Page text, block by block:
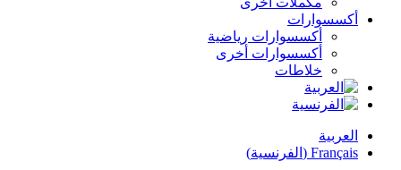
أكسسوارات
أكسسوارات رياضية
أكسسوارات أخرى
خلاطات
العربية
Français
( الفرنسية)